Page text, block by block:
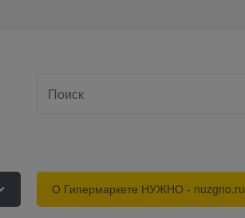
О Гипермаркете НУЖНО - nuzgno.ru